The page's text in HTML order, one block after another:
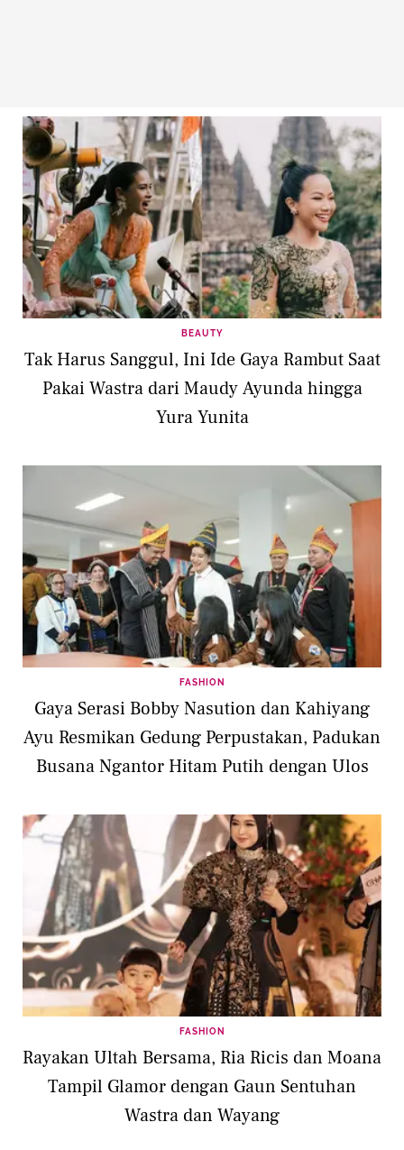
BEAUTY
Tak Harus Sanggul, Ini Ide Gaya Rambut Saat
Pakai Wastra dari Maudy Ayunda hingga
Yura Yunita
FASHION
Gaya Serasi Bobby Nasution dan Kahiyang
Ayu Resmikan Gedung Perpustakan, Padukan
Busana Ngantor Hitam Putih dengan Ulos
FASHION
Rayakan Ultah Bersama, Ria Ricis dan Moana
Tampil Glamor dengan Gaun Sentuhan
Wastra dan Wayang